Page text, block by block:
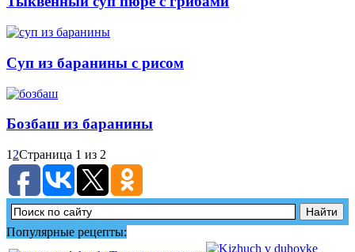
Суп из баранины с рисом
Бозбаш из баранины
1 2Страница 1 из 2
Популярные рецепты: